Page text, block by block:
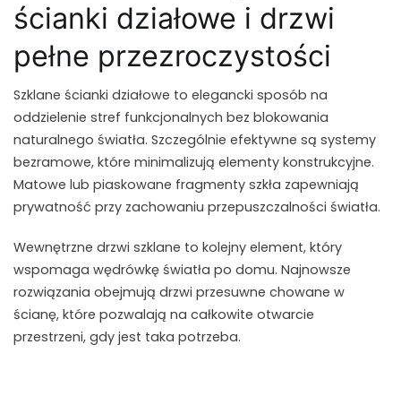
ścianki działowe i drzwi
pełne przezroczystości
Szklane ścianki działowe to elegancki sposób na
oddzielenie stref funkcjonalnych bez blokowania
naturalnego światła. Szczególnie efektywne są systemy
bezramowe, które minimalizują elementy konstrukcyjne.
Matowe lub piaskowane fragmenty szkła zapewniają
prywatność przy zachowaniu przepuszczalności światła.
Wewnętrzne drzwi szklane to kolejny element, który
wspomaga wędrówkę światła po domu. Najnowsze
rozwiązania obejmują drzwi przesuwne chowane w
ścianę, które pozwalają na całkowite otwarcie
przestrzeni, gdy jest taka potrzeba.